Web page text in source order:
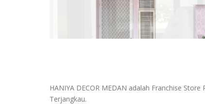
HANIYA DECOR MEDAN adalah Franchise
Terjangkau.